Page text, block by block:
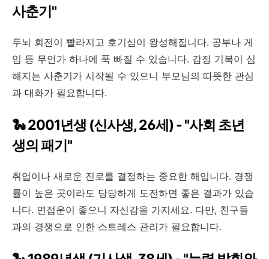
사춘기"
두뇌 회전이 빨라지고 호기심이 왕성해집니다. 공부나 게
임 등 무언가 하나에 푹 빠질 수 있습니다. 감정 기복이 심
해지는 사춘기가 시작될 수 있으니 부모님의 따뜻한 관심
과 대화가 필요합니다.
🐍 2001년생 (신사생, 26세) - "사회 초년
생의 패기"
취업이나 새로운 진로를 결정하는 중요한 해입니다. 경쟁
률이 높은 곳이라도 당당하게 도전하면 좋은 결과가 있습
니다. 면접운이 좋으니 자신감을 가지세요. 다만, 친구들
과의 경쟁으로 인한 스트레스 관리가 필요합니다.